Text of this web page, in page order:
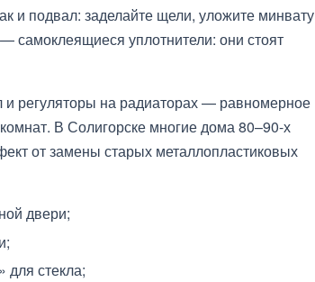
и подвал: заделайте щели, уложите минвату
уплотнители: они стоят
регуляторы на радиаторах — равномерное
В Солигорске многие дома 80–90-х
от замены старых металлопластиковых
двери;
стекла;